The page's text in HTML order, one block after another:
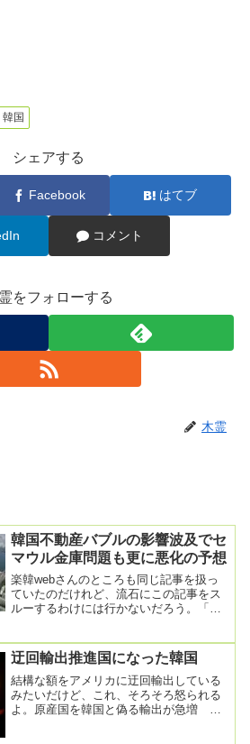
韓国
シェアする
Facebook はてブ
コメント
をフォローする
木霊
韓国不動産バブルの影響波及でセ
マウル金庫問題も更に悪化の予想
楽韓webさんのところも同じ記事を扱っ
ていたのだけれど、流石にこの記事をス
ルーするわけには行かないだろう。「GS
迂回輸出推進国になった韓国
結構な額をアメリカに迂回輸出している
みたいだけど、これ、そろそろ怒られる
よ。原産国を韓国と偽る輸出が急増 大